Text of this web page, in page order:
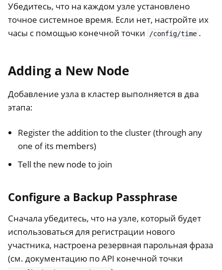
Убедитесь, что на каждом узле установлено
точное системное время. Если нет, настройте их
часы с помощью конечной точки
/config/time .
Adding a New Node
Добавление узла в кластер выполняется в два
этапа:
Register the addition to the cluster (through any
one of its members)
Tell the new node to join
Configure a Backup Passphrase
Сначала убедитесь, что на узле, который будет
использоваться для регистрации нового
участника, настроена резервная парольная фраза
(см. документацию по API конечной точки